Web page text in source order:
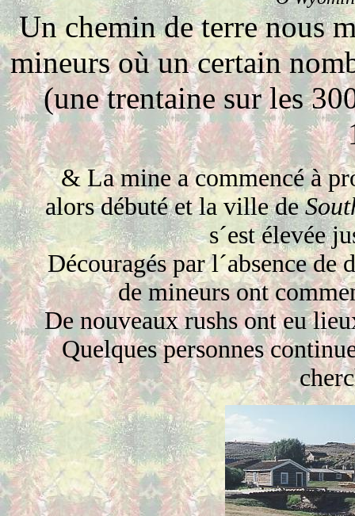
Un chemin de terre nous
mineurs où un certain
(une trentaine sur les
&La mine a commencé à
alors débuté et la ville de
s´est élevée
Découragés par l´absence de
de mineurs ont
De nouveaux rushs ont eu
Quelques personnes